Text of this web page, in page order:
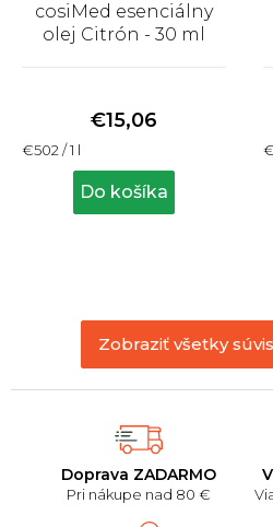
Doprava ZADARMO
Pri nákupe nad 80 €
cosiMed esenciálny
olej Citrón - 30 ml
produktu
5,0
z
hviezdičiek.
€15,06
Jednotková
€502 / 1 l
Do košíka
Zobraziť všetky